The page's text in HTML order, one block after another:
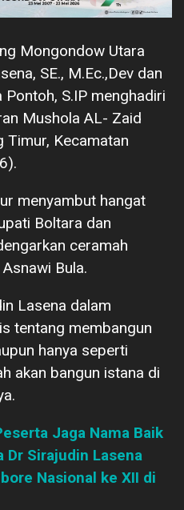
Mongondow Utara
SE., M.Ec.,Dev dan
S.IP menghadiri
Mushola AL- Zaid
Timur, Kecamatan
menyambut hangat
Boltara dan
ceramah
Bula.
Lasena dalam
tentang membangun
hanya seperti
akan bangun istana di
Jaga Nama Baik
Dr Sirajudin Lasena
Nasional ke XII di